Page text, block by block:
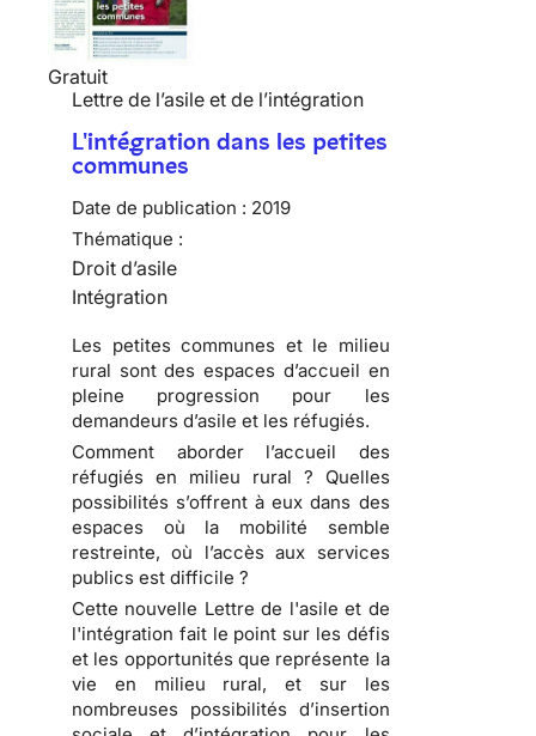
Gratuit
Lettre de l’asile et de l’intégration
L'intégration dans les petites
communes
Date de publication : 2019
Thématique :
Droit d’asile
Intégration
Les petites communes et le milieu
rural sont des espaces d’accueil en
pleine progression pour les
demandeurs d’asile et les réfugiés.
Comment aborder l’accueil des
réfugiés en milieu rural ? Quelles
possibilités s’offrent à eux dans des
espaces où la mobilité semble
restreinte, où l’accès aux services
publics est difficile ?
Cette nouvelle Lettre de l'asile et de
l'intégration fait le point sur les défis
et les opportunités que représente la
vie en milieu rural, et sur les
nombreuses possibilités d’insertion